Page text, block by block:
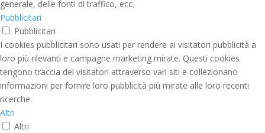
generale, delle fonti di traffico, ecc.
Pubblicitari
Pubblicitari
I cookies pubblicitari sono usati per rendere ai visitatori pubblicità a
loro più rilevanti e campagne marketing mirate. Questi cookies
tengono traccia dei visitatori attraverso vari siti e collezionano
informazioni per fornire loro pubblicità più mirate alle loro recenti
ricerche.
Altri
Altri